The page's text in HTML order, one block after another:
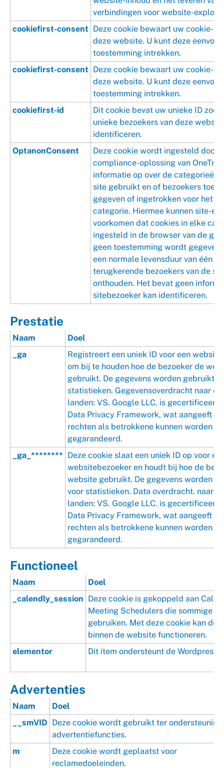
verbindingen voor website-
cookiefirst-consent Deze cookie bewaart uw cookie-
deze website. U kunt deze
toestemming intrekken.
cookiefirst-consent Deze cookie bewaart uw cookie-
deze website. U kunt deze
toestemming intrekken.
cookiefirst-id
Dit cookie bevat uw unieke ID
unieke bezoekers van deze
identificeren.
OptanonConsent
Deze cookie wordt ingesteld door
compliance-oplossing van
informatie op over de categorieën
site gebruikt en of bezoekers
gegeven of ingetrokken voor het
categorie. Hiermee kunnen site-
voorkomen dat cookies in elke
ingesteld in de browser van de
geen toestemming wordt
een normale levensduur van één
terugkerende bezoekers van de
onthouden. Het bevat geen
sitebezoeker kan identificeren.
Prestatie
Naam
Doel
_ga
Registreert een uniek ID voor een
om bij te houden hoe de bezoeker de
gebruikt. De gegevens worden gebruikt
statistieken. Gegevensoverdracht naar
landen: VS. Google LLC. is gecertificeerd
Data Privacy Framework, wat aangeeft
rechten als betrokkene kunnen worden
gegarandeerd.
_ga_******** Deze cookie slaat een uniek ID op voor
websitebezoeker en houdt bij hoe de
website gebruikt. De gegevens worden
voor statistieken. Data overdracht. naar
landen: VS. Google LLC. is gecertificeerd
Data Privacy Framework, wat aangeeft
rechten als betrokkene kunnen worden
gegarandeerd.
Functioneel
Naam
Doel
_calendly_session Deze cookie is gekoppeld aan
Meeting Schedulers die sommige
gebruiken. Met deze cookie kan de
binnen de website functioneren.
elementor
Dit item ondersteunt de Wordpress
Advertenties
Naam
Doel
__smVID Deze cookie wordt gebruikt ter ondersteuning
advertentiefuncties.
m
Deze cookie wordt geplaatst voor
reclamedoeleinden.